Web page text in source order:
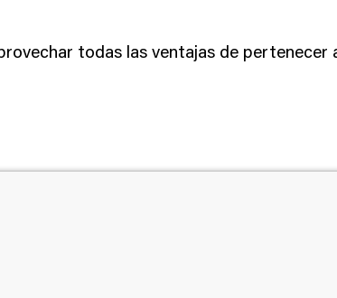
todas las ventajas de pertenecer